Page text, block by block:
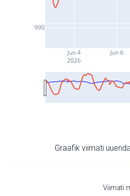
Jun 4
2026
Jun 6
990
Graafik viimati
Viimati